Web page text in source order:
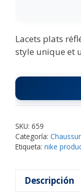
Lacets plats
style unique et
SKU: 659
Categoría:
Etiqueta: nike
Descripción